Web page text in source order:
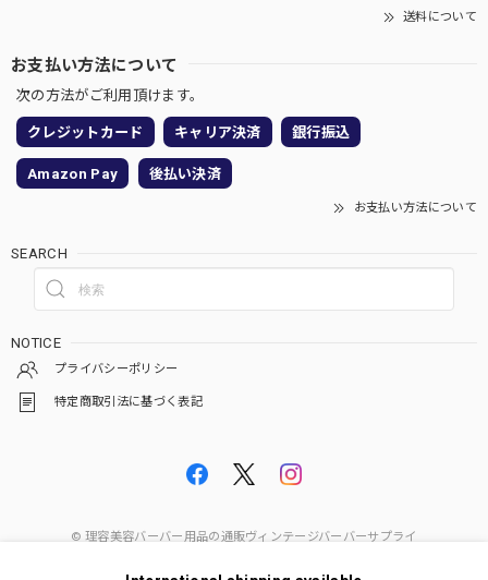
送料について
お支払い方法について
次の方法がご利用頂けます。
クレジットカード キャリア決済 銀行振込
Amazon Pay 後払い決済
お支払い方法について
SEARCH
NOTICE
プライバシーポリシー
特定商取引法に基づく表記
© 理容美容バーバー用品の通販ヴィンテージバーバーサプライ